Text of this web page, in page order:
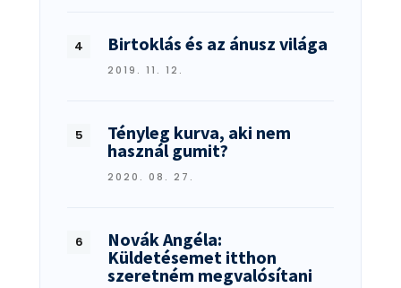
Birtoklás és az ánusz világa
2019. 11. 12.
Tényleg kurva, aki nem
használ gumit?
2020. 08. 27.
Novák Angéla:
Küldetésemet itthon
szeretném megvalósítani